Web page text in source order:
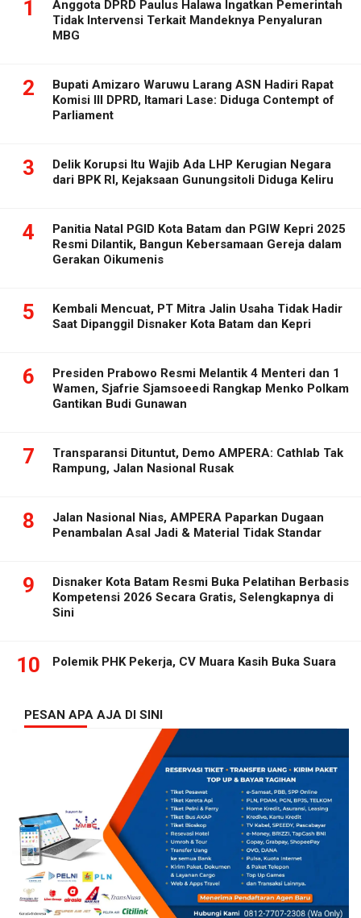
1
Anggota DPRD Paulus Halawa Ingatkan Pemerintah
Tidak Intervensi Terkait Mandeknya Penyaluran
MBG
2
Bupati Amizaro Waruwu Larang ASN Hadiri Rapat
Komisi III DPRD, Itamari Lase: Diduga Contempt of
Parliament
3
Delik Korupsi Itu Wajib Ada LHP Kerugian Negara
dari BPK RI, Kejaksaan Gunungsitoli Diduga Keliru
4
Panitia Natal PGID Kota Batam dan PGIW Kepri 2025
Resmi Dilantik, Bangun Kebersamaan Gereja dalam
Gerakan Oikumenis
5
Kembali Mencuat, PT Mitra Jalin Usaha Tidak Hadir
Saat Dipanggil Disnaker Kota Batam dan Kepri
6
Presiden Prabowo Resmi Melantik 4 Menteri dan 1
Wamen, Sjafrie Sjamsoeedi Rangkap Menko Polkam
Gantikan Budi Gunawan
7
Transparansi Dituntut, Demo AMPERA: Cathlab Tak
Rampung, Jalan Nasional Rusak
8
Jalan Nasional Nias, AMPERA Paparkan Dugaan
Penambalan Asal Jadi & Material Tidak Standar
9
Disnaker Kota Batam Resmi Buka Pelatihan Berbasis
Kompetensi 2026 Secara Gratis, Selengkapnya di
Sini
10 Polemik PHK Pekerja, CV Muara Kasih Buka Suara
PESAN APA AJA DI SINI